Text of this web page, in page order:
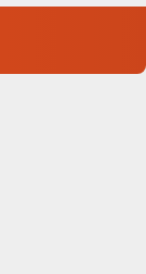
Karhutla,